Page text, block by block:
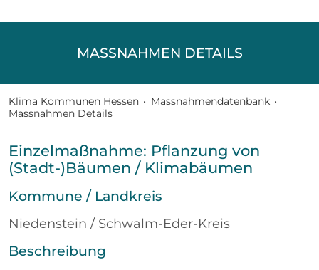
MASSNAHMEN DETAILS
Klima Kommunen Hessen • Massnahmendatenbank •
Massnahmen Details
Einzelmaßnahme: Pflanzung von
(Stadt-)Bäumen / Klimabäumen
Kommune / Landkreis
Niedenstein / Schwalm-Eder-Kreis
Beschreibung